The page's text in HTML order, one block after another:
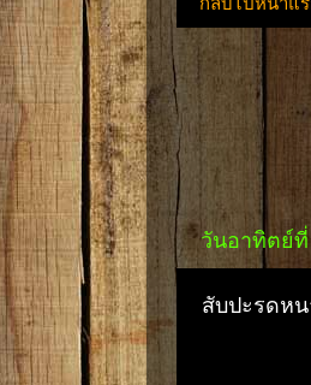
วันอาทิตย์ที่
สับปะรดหน